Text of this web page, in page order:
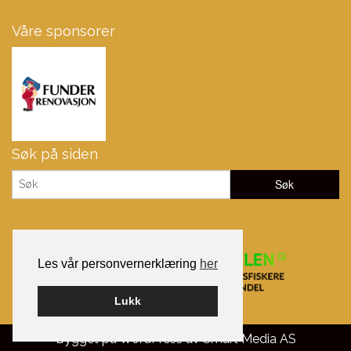
Les vår personvernerklæring her
Lukk
Våre sponsorer
Søk på siden
Bygget på WordPress avSmart Media AS